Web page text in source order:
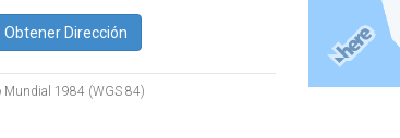
Obtener Dirección
Mundial 1984 (WGS 84)